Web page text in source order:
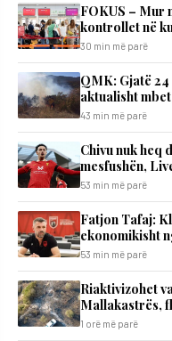
FOKUS – Mur
kontrollet në
30 min më parë
QMK: Gjatë
aktualisht
43 min më parë
Chivu nuk heq
mesfushën,
53 min më parë
Fatjon Tafaj:
ekonomikisht
53 min më parë
Riaktivizohet
Mallakastrës,
1 orë më parë